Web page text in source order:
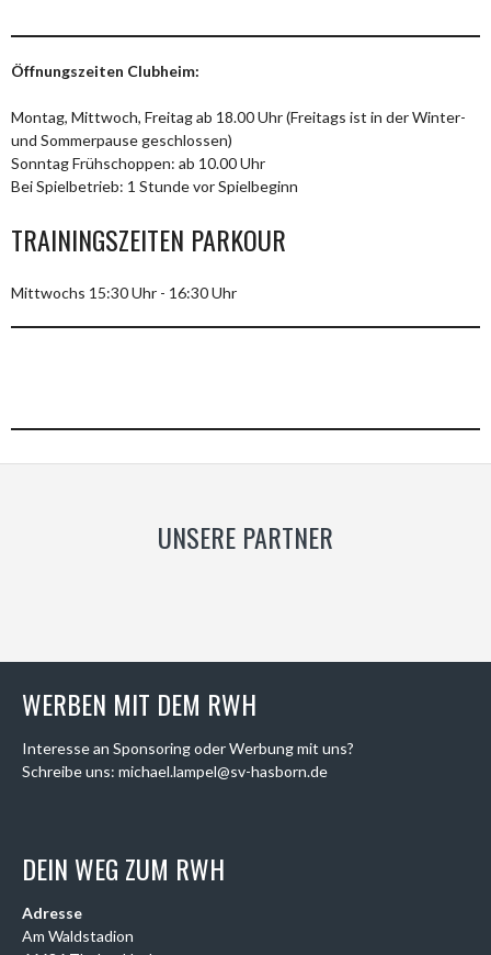
Öffnungszeiten Clubheim:
Montag, Mittwoch, Freitag ab 18.00 Uhr (Freitags ist in der Winter-
und Sommerpause geschlossen)
Sonntag Frühschoppen: ab 10.00 Uhr
Bei Spielbetrieb: 1 Stunde vor Spielbeginn
TRAININGSZEITEN PARKOUR
Mittwochs 15:30 Uhr - 16:30 Uhr
UNSERE PARTNER
WERBEN MIT DEM RWH
Interesse an Sponsoring oder Werbung mit uns?
Schreibe uns: michael.lampel@sv-hasborn.de
DEIN WEG ZUM RWH
Adresse
Am Waldstadion